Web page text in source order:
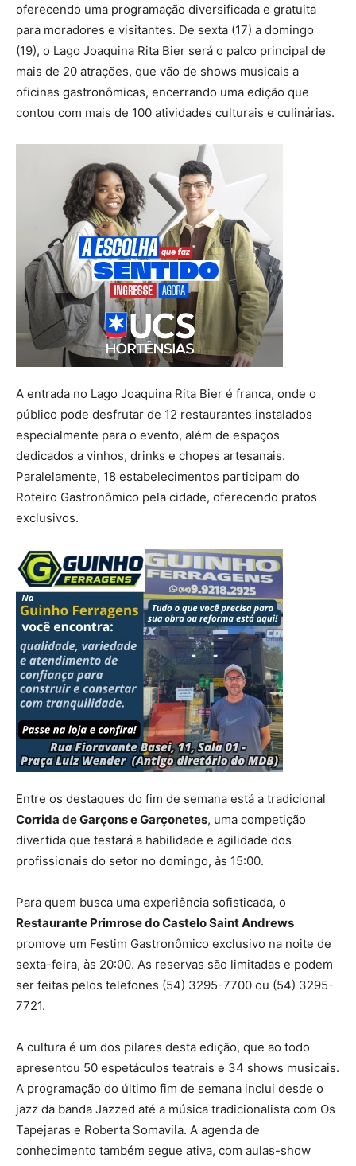
oferecendo uma programação diversificada e gratuita
para moradores e visitantes. De sexta (17) a domingo
(19), o Lago Joaquina Rita Bier será o palco principal de
mais de 20 atrações, que vão de shows musicais a
oficinas gastronômicas, encerrando uma edição que
contou com mais de 100 atividades culturais e culinárias.
A entrada no Lago Joaquina Rita Bier é franca, onde o
público pode desfrutar de 12 restaurantes instalados
especialmente para o evento, além de espaços
dedicados a vinhos, drinks e chopes artesanais.
Paralelamente, 18 estabelecimentos participam do
Roteiro Gastronômico pela cidade, oferecendo pratos
exclusivos.
Entre os destaques do fim de semana está a tradicional
Corrida de Garçons e Garçonetes, uma competição
divertida que testará a habilidade e agilidade dos
profissionais do setor no domingo, às 15:00.
Para quem busca uma experiência sofisticada, o
Restaurante Primrose do Castelo Saint Andrews
promove um Festim Gastronômico exclusivo na noite de
sexta-feira, às 20:00. As reservas são limitadas e podem
ser feitas pelos telefones (54) 3295-7700 ou (54) 3295-
7721.
A cultura é um dos pilares desta edição, que ao todo
apresentou 50 espetáculos teatrais e 34 shows musicais.
A programação do último fim de semana inclui desde o
jazz da banda Jazzed até a música tradicionalista com Os
Tapejaras e Roberta Somavila. A agenda de
conhecimento também segue ativa, com aulas-show